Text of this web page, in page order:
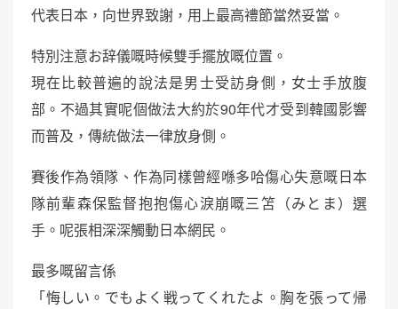
代表日本，向世界致謝，用上最高禮節當然妥當。
特別注意お辞儀嘅時候雙手擺放嘅位置。
現在比較普遍的說法是男士受訪身側，女士手放腹
部。不過其實呢個做法大約於90年代才受到韓國影響
而普及，傳統做法一律放身側。
賽後作為領隊、作為同樣曾經喺多哈傷心失意嘅日本
隊前輩森保監督抱抱傷心淚崩嘅三笘（みとま）選
手。呢張相深深觸動日本網民。
最多嘅留言係
「悔しい。でもよく戦ってくれたよ。胸を張って帰